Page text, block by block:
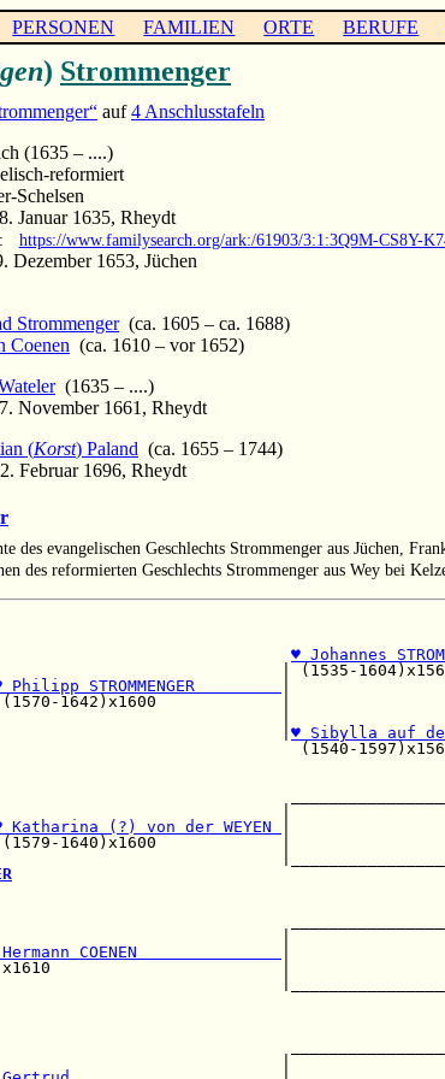
PERSONEN FAMILIEN ORTE BERUFE
) Strommenger
auf4 Anschlusstafeln
(1635 – ....)
reformiert
Schelsen
Januar 1635, Rheydt
https://www.familysearch.org/ark:/61903/3:1:3Q9M-CS8Y-
Dezember 1653, Jüchen
Strommenger(ca. 1605 – ca. 1688)
Coenen (ca. 1610 – vor 1652)
(1635 – ....)
November 1661, Rheydt
(Korst) Paland (ca. 1655 – 1744)
Februar 1696, Rheydt
des evangelischen Geschlechts Strommenger aus Jüchen,
des reformierten Geschlechts Strommenger aus Wey bei
♥ Johannes
| (1535-
Philipp STROMMENGER
| (1570-1642)x1600
|
♥ Sibylla auf der
(1540-
|
Katharina (?) von der WEYEN
(1579-1640)x1600
Hermann COENEN
| x1610
|